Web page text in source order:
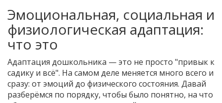
Эмоциональная, социальная и
физиологическая адаптация:
что это
Адаптация дошкольника — это не просто "привык к
садику и всё". На самом деле меняется много всего и
сразу: от эмоций до физического состояния. Давай
разберёмся по порядку, чтобы было понятно, на что